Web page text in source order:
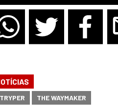
THE WAYMAKER